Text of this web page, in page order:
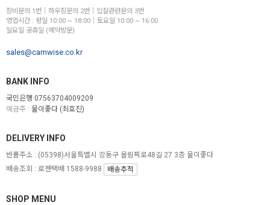
장비문의 1번│하우징문의 2번│입찰관련문의 3번
영업시간 : 평일 10:00 ~ 18:00│토요일 10:00 ~ 16:00
일요일 공휴일 (예약방문)
sales@camwise.co.kr
BANK INFO
국민은행 07563704009209
예금주 : 물이좋다 (최호진)
SHOP MENU
DELIVERY INFO
반품주소 : (05398)서울특별시 강동구 올림픽로48길 27 3층 물이좋다
배송조회 : 로젠택배 1588-9988
배송추적